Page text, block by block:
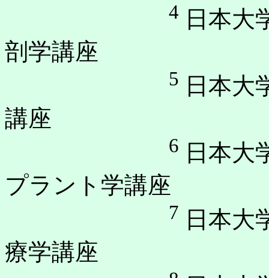
4 日本大
剖学講座
5 日本大
講座
6 日本大
プラント学講座
7 日本大
療学講座